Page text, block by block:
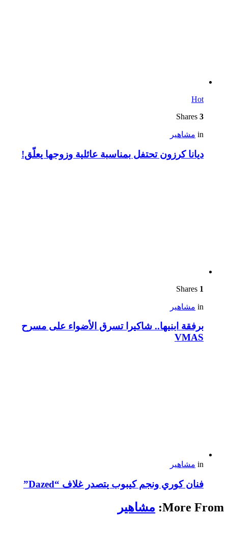
Hot
3
in مشاهير
ديانا كرزون تحتفل بمناسبة عائلية وزوجها يعلّق!
1
in مشاهير
برفقة ابنيها.. شاكيرا تسرق الأضواء على مسرح
VMAS
in مشاهير
فنان كوري ونجم كيبوب يتصدر غلاف “Dazed”
More From: مشاهير